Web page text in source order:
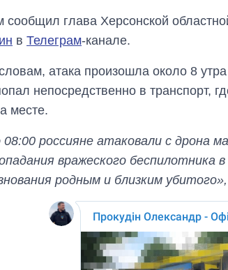
сообщил глава Херсонской
в Телеграм-канале.
атака произошла около 8
непосредственно в транспорт,
месте.
россияне атаковали с дрона
вражеского
родным и близким убитого»,